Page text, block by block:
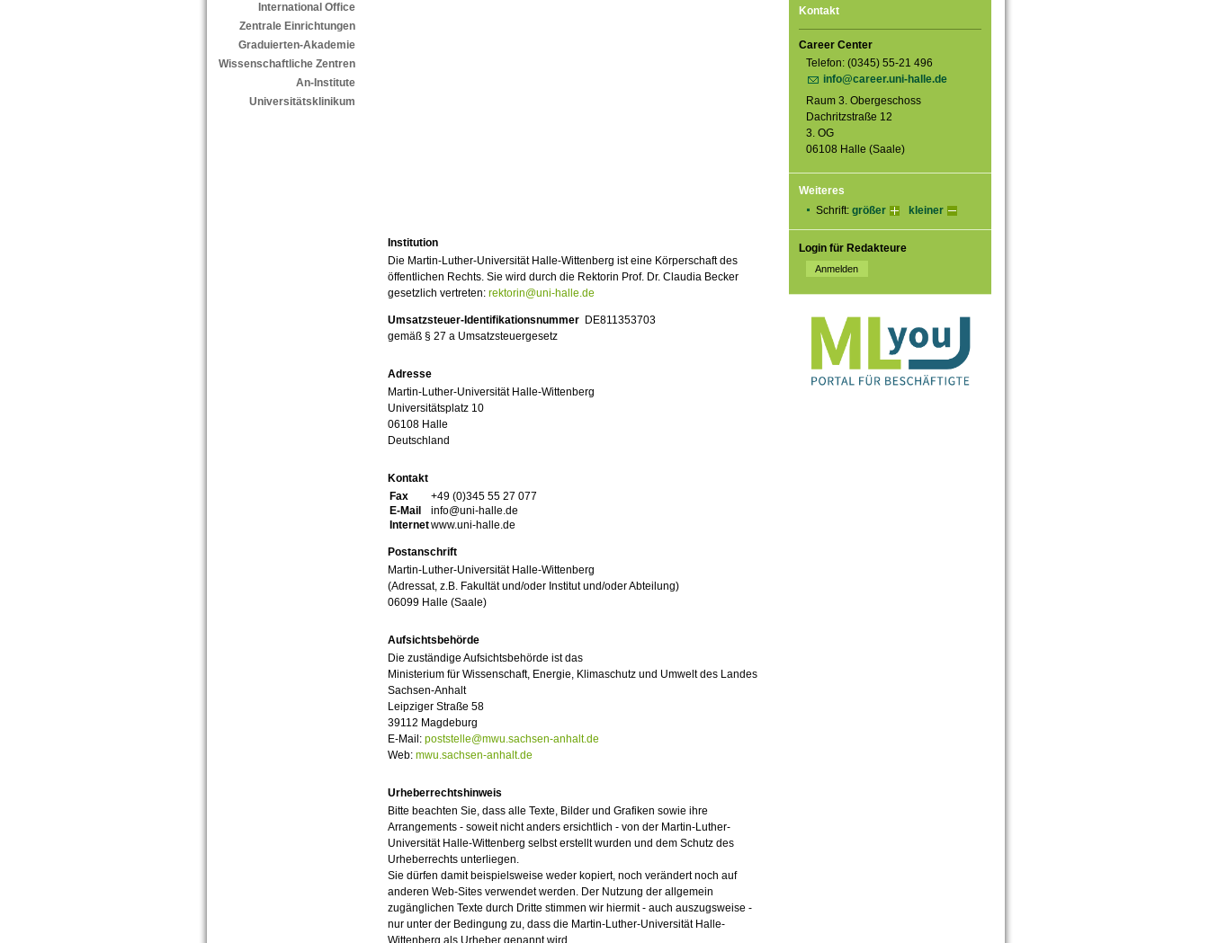
International Office
Zentrale Einrichtungen
Graduierten-Akademie
Wissenschaftliche Zentren
An-Institute
Universitätsklinikum
Kontakt
Career Center
Telefon: (0345) 55-21 496
info@career.uni-halle.de
Raum 3. Obergeschoss
Dachritzstraße 12
3. OG
06108 Halle (Saale)
Weiteres
Schrift: größer kleiner
Login für Redakteure
Institution
Die Martin-Luther-Universität Halle-Wittenberg ist eine Körperschaft des
öffentlichen Rechts. Sie wird durch die Rektorin Prof. Dr. Claudia Becker
gesetzlich vertreten: rektorin@uni-halle.de
Umsatzsteuer-Identifikationsnummer DE811353703
gemäß § 27 a Umsatzsteuergesetz
Adresse
Martin-Luther-Universität Halle-Wittenberg
Universitätsplatz 10
06108 Halle
Deutschland
Kontakt
Fax
+49 (0)345 55 27 077
E-Mail
info@uni-halle.de
Internetwww.uni-halle.de
Postanschrift
Martin-Luther-Universität Halle-Wittenberg
(Adressat, z.B. Fakultät und/oder Institut und/oder Abteilung)
06099 Halle (Saale)
Aufsichtsbehörde
Die zuständige Aufsichtsbehörde ist das
Ministerium für Wissenschaft, Energie, Klimaschutz und Umwelt des Landes
Sachsen-Anhalt
Leipziger Straße 58
39112 Magdeburg
E-Mail: poststelle@mwu.sachsen-anhalt.de
Web: mwu.sachsen-anhalt.de
Urheberrechtshinweis
Bitte beachten Sie, dass alle Texte, Bilder und Grafiken sowie ihre
Arrangements - soweit nicht anders ersichtlich - von der Martin-Luther-
Universität Halle-Wittenberg selbst erstellt wurden und dem Schutz des
Urheberrechts unterliegen.
Sie dürfen damit beispielsweise weder kopiert, noch verändert noch auf
anderen Web-Sites verwendet werden. Der Nutzung der allgemein
zugänglichen Texte durch Dritte stimmen wir hiermit - auch auszugsweise -
nur unter der Bedingung zu, dass die Martin-Luther-Universität Halle-